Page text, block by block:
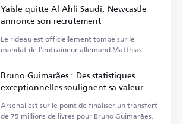
Yaisle quitte Al Ahli Saudi, Newcastle
annonce son recrutement
Le rideau est officiellement tombé sur le
mandat de l'entraîneur allemand Matthias
Bruno Guimarães : Des statistiques
exceptionnelles soulignent sa valeur
Arsenal est sur le point de finaliser un transfert
de 75 millions de livres pour Bruno Guimarães.